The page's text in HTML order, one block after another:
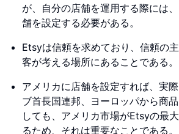
が、自分の店舗を運用する際には
舗を設定する必要がある。
Etsyは信頼を求めており、信頼の
客が考える場所にあることである。
アメリカに店舗を設定すれば、実
ブ首長国連邦、ヨーロッパから商
しても、アメリカ市場がEtsyの最
るため、それは重要なことである。